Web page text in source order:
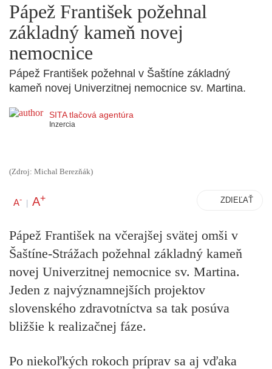
Pápež František požehnal
základný kameň novej
nemocnice
Pápež František požehnal v Šaštíne základný
kameň novej Univerzitnej nemocnice sv. Martina.
SITA tlačová agentúra
Inzercia
(Zdroj: Michal Berezňák)
A- | A+ ZDIEĽAŤ
Pápež František na včerajšej svätej omši v
Šaštíne-Strážach požehnal základný kameň
novej Univerzitnej nemocnice sv. Martina.
Jeden z najvýznamnejších projektov
slovenského zdravotníctva sa tak posúva
bližšie k realizačnej fáze.
Po niekoľkých rokoch príprav sa aj vďaka